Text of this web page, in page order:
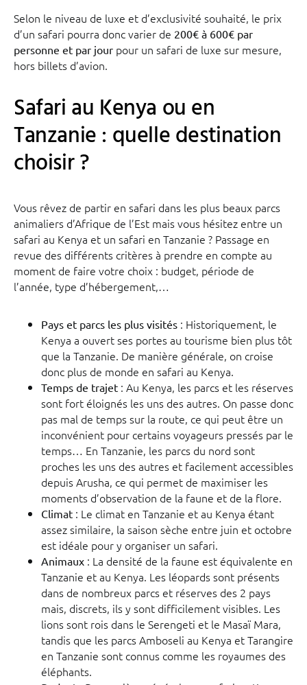
Selon le niveau de luxe et d’exclusivité souhaité, le prix
d’un safari pourra donc varier de 200€ à 600€ par
personne et par jour pour un safari de luxe sur mesure,
hors billets d’avion.
Safari au Kenya ou en
Tanzanie : quelle destination
choisir ?
Vous rêvez de partir en safari dans les plus beaux parcs
animaliers d’Afrique de l’Est mais vous hésitez entre un
safari au Kenya et un safari en Tanzanie ? Passage en
revue des différents critères à prendre en compte au
moment de faire votre choix : budget, période de
l’année, type d’hébergement,…
Pays et parcs les plus visités : Historiquement, le
Kenya a ouvert ses portes au tourisme bien plus tôt
que la Tanzanie. De manière générale, on croise
donc plus de monde en safari au Kenya.
Temps de trajet : Au Kenya, les parcs et les réserves
sont fort éloignés les uns des autres. On passe donc
pas mal de temps sur la route, ce qui peut être un
inconvénient pour certains voyageurs pressés par le
temps… En Tanzanie, les parcs du nord sont
proches les uns des autres et facilement accessibles
depuis Arusha, ce qui permet de maximiser les
moments d’observation de la faune et de la flore.
Climat : Le climat en Tanzanie et au Kenya étant
assez similaire, la saison sèche entre juin et octobre
est idéale pour y organiser un safari.
Animaux : La densité de la faune est équivalente en
Tanzanie et au Kenya. Les léopards sont présents
dans de nombreux parcs et réserves des 2 pays
mais, discrets, ils y sont difficilement visibles. Les
lions sont rois dans le Serengeti et le Masaï Mara,
tandis que les parcs Amboseli au Kenya et Tarangire
en Tanzanie sont connus comme les royaumes des
éléphants.